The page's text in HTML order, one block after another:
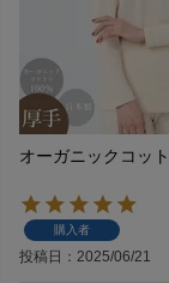
オーガニックコッ
購入者
投稿日 2025/06/21